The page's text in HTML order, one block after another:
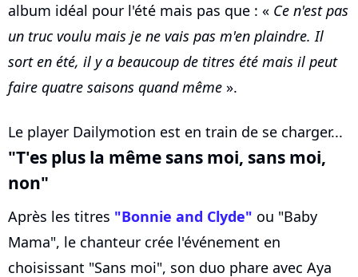
album idéal pour l'été mais pas que : « Ce n'est pas
un truc voulu mais je ne vais pas m'en plaindre. Il
sort en été, il y a beaucoup de titres été mais il peut
faire quatre saisons quand même ».
Le player Dailymotion est en train de se charger...
"T'es plus la même sans moi, sans moi,
non"
Après les titres "Bonnie and Clyde" ou "Baby
Mama", le chanteur crée l'événement en
choisissant "Sans moi", son duo phare avec Aya